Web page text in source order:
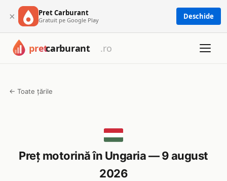
× Pret Carburant
Gratuit pe Google Play Deschide
← Toate țările
Preț motorină în Ungaria — 9 august
2026